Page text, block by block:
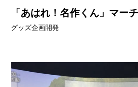
「あはれ！名作くん」マー
グッズ企画開発